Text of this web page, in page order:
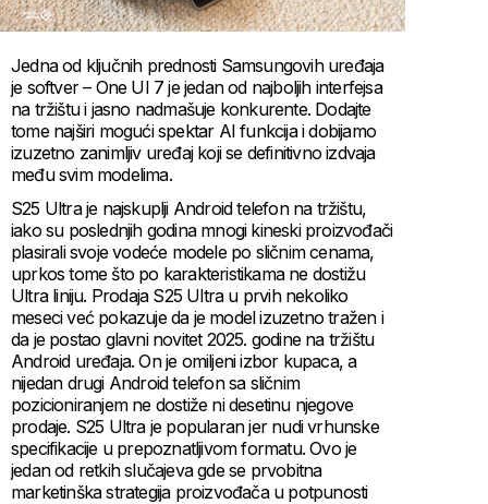
Jedna od ključnih prednosti Samsungovih uređaja
je softver – One UI 7 je jedan od najboljih interfejsa
na tržištu i jasno nadmašuje konkurente. Dodajte
tome najširi mogući spektar AI funkcija i dobijamo
izuzetno zanimljiv uređaj koji se definitivno izdvaja
među svim modelima.
S25 Ultra je najskuplji Android telefon na tržištu,
iako su poslednjih godina mnogi kineski proizvođači
plasirali svoje vodeće modele po sličnim cenama,
uprkos tome što po karakteristikama ne dostižu
Ultra liniju. Prodaja S25 Ultra u prvih nekoliko
meseci već pokazuje da je model izuzetno tražen i
da je postao glavni novitet 2025. godine na tržištu
Android uređaja. On je omiljeni izbor kupaca, a
nijedan drugi Android telefon sa sličnim
pozicioniranjem ne dostiže ni desetinu njegove
prodaje. S25 Ultra je popularan jer nudi vrhunske
specifikacije u prepoznatljivom formatu. Ovo je
jedan od retkih slučajeva gde se prvobitna
marketinška strategija proizvođača u potpunosti